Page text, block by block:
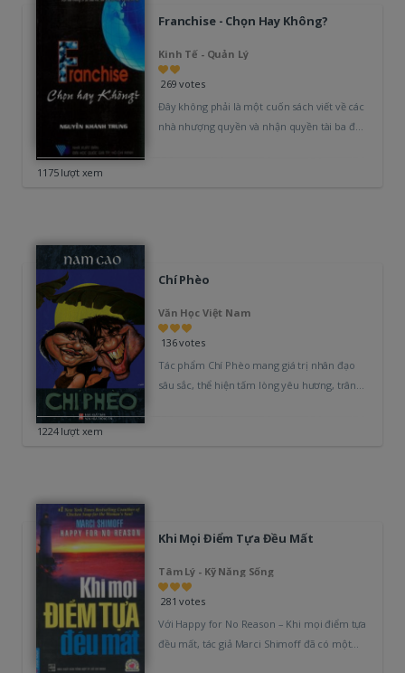
Franchise - Chọn Hay Không?
Kinh Tế - Quản Lý
269 votes
Đây không phải là một cuốn sách viết về các
nhà nhượng quyền và nhận quyền tài ba đã
1175 lượt xem
Chí Phèo
Văn Học Việt Nam
136 votes
Tác phẩm Chí Phèo mang giá trị nhân đạo
sâu sắc, thể hiện tấm lòng yêu hương, trân
1224 lượt xem
Khi Mọi Điểm Tựa Đều Mất
Tâm Lý - Kỹ Năng Sống
281 votes
Với Happy for No Reason – Khi mọi điểm tựa
đều mất, tác giả Marci Shimoff đã có một